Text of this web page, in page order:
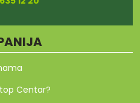
Centar?